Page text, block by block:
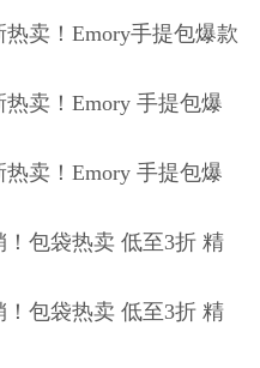
热卖！Emory手提包爆款
热卖！Emory 手提包爆
热卖！Emory 手提包爆
！包袋热卖 低至3折 精
！包袋热卖 低至3折 精